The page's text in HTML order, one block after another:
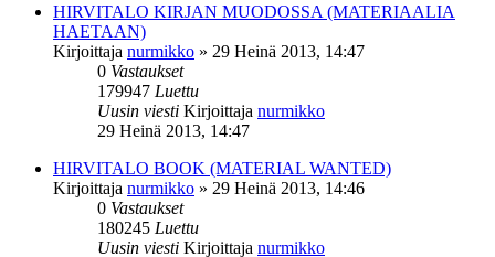
HIRVITALO KIRJAN MUODOSSA (MATERIAALIA
HAETAAN)
Kirjoittaja nurmikko » 29 Heinä 2013, 14:47
0 Vastaukset
179947 Luettu
Uusin viesti Kirjoittaja nurmikko
29 Heinä 2013, 14:47
HIRVITALO BOOK (MATERIAL WANTED)
Kirjoittaja nurmikko » 29 Heinä 2013, 14:46
0 Vastaukset
180245 Luettu
Uusin viesti Kirjoittaja nurmikko